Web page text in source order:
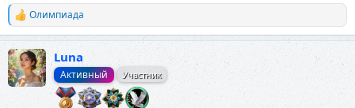
Р
е
к
ц
и
Олимпиада
Luna
Активный Участник